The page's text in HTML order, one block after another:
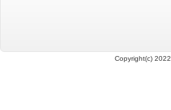
Copyright(c) 2022